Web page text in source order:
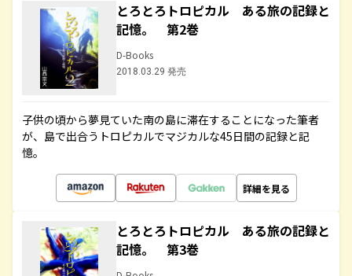
とろとろトロピカル ある旅の記録と
記憶。 第2巻
D-Books
2018.03.29 発売
子供の頃から夢見ていた南の島に滞在することになった筆者
が、島で出合うトロピカルでマジカルな45日間の記録と記
憶。
詳細を見る
とろとろトロピカル ある旅の記録と
記憶。 第3巻